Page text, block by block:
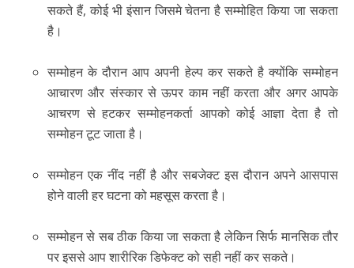
सकते हैं, कोई भी इंसान जिसमे चेतना है सम्मोहित किया जा सकता
है।
सम्मोहन के दौरान आप अपनी हेल्प कर सकते है क्योंकि सम्मोहन
आचारण और संस्कार से ऊपर काम नहीं करता और अगर आपके
आचरण से हटकर सम्मोहनकर्ता आपको कोई आज्ञा देता है तो
सम्मोहन टूट जाता है।
सम्मोहन एक नींद नहीं है और सबजेक्ट इस दौरान अपने आसपास
होने वाली हर घटना को महसूस करता है।
सम्मोहन से सब ठीक किया जा सकता है लेकिन सिर्फ मानसिक तौर
पर इससे आप शारीरिक डिफेक्ट को सही नहीं कर सकते।